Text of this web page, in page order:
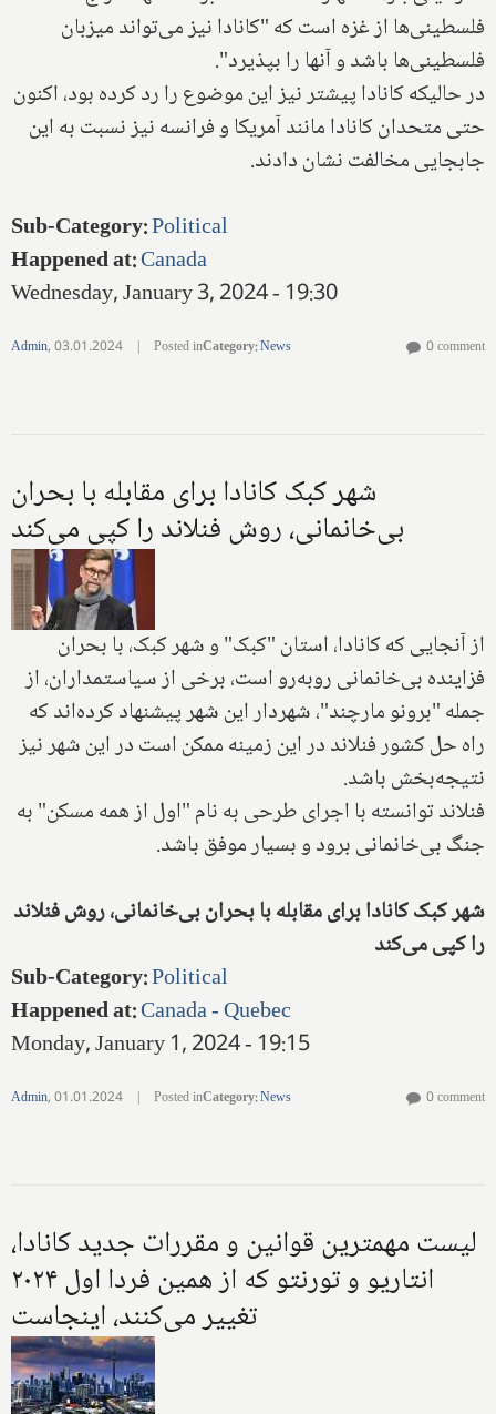
فلسطینی‌ها از غزه است که "کانادا نیز می‌تواند میزبان
فلسطینی‌ها باشد و آنها را بپذیرد".
در حالیکه کانادا پیشتر نیز این موضوع را رد کرده بود، اکنون
حتی متحدان کانادا مانند آمریکا و فرانسه نیز نسبت به این
جابجایی مخالفت نشان دادند.
Sub-Category:Political
Happened at:Canada
Wednesday, January 3, 2024 - 19:30
Admin,03.01.2024 | Posted inCategory:News 0 comment
شهر کبک کانادا برای مقابله با بحران
بی‌خانمانی، روش فنلاند را کپی می‌کند
از آنجایی که کانادا، استان "کبک" و شهر کبک، با بحران
فزاینده بی‌خانمانی روبه‌رو است، برخی از سیاستمداران، از
جمله "برونو مارچند"، شهردار این شهر پیشنهاد کرده‌اند که
راه حل کشور فنلاند در این زمینه ممکن است در این شهر نیز
نتیجه‌بخش باشد.
فنلاند توانسته با اجرای طرحی به نام "اول از همه مسکن" به
جنگ بی‌خانمانی برود و بسیار موفق باشد.
شهر کبک کانادا برای مقابله با بحران بی‌خانمانی، روش فنلاند
را کپی می‌کند
Sub-Category:Political
Happened at:Canada - Quebec
Monday, January 1, 2024 - 19:15
Admin,01.01.2024 | Posted inCategory:News 0 comment
لیست مهمترین قوانین و مقررات جدید کانادا،
انتاریو و تورنتو که از همین فردا اول ۲۰۲۴
تغییر می‌کنند، اینجاست